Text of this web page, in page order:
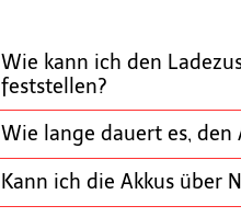
Wie kann ich den
feststellen?
Wie lange dauert es, den
Kann ich die Akkus über